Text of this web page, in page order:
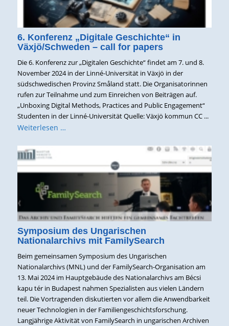
6. Konferenz „Digitale Geschichte“ in
Växjö/Schweden – call for papers
Die 6. Konferenz zur „Digitalen Geschichte“ findet am 7. und 8.
November 2024 in der Linné-Universität in Växjö in der
südschwedischen Provinz Småland statt. Die Organisatorinnen
rufen zur Teilnahme und zum Einreichen von Beiträgen auf.
„Unboxing Digital Methods, Practices and Public Engagement“
Studenten in der Linné-Universität Quelle: Växjö kommun CC ...
Weiterlesen …
Symposium des Ungarischen
Nationalarchivs mit FamilySearch
Beim gemeinsamen Symposium des Ungarischen
Nationalarchivs (MNL) und der FamilySearch-Organisation am
13. Mai 2024 im Hauptgebäude des Nationalarchivs am Bécsi
kapu tér in Budapest nahmen Spezialisten aus vielen Ländern
teil. Die Vortragenden diskutierten vor allem die Anwendbarkeit
neuer Technologien in der Familiengeschichtsforschung.
Langjährige Aktivität von FamilySearch in ungarischen Archiven